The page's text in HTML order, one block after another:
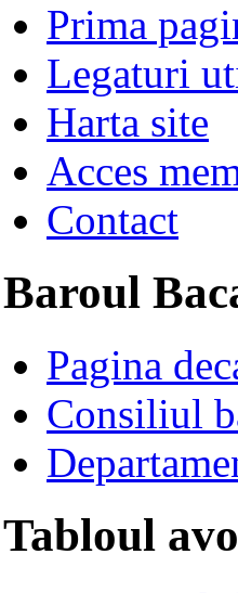
Prima
Legaturi
Harta site
Acces
Contact
Baroul
Pagina
Consiliul
Tabloul